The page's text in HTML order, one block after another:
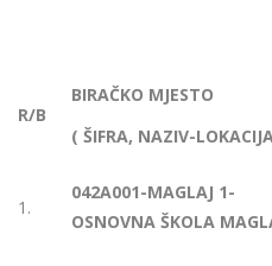
R/B
BIRAČKO MJESTO
( ŠIFRA, NAZIV-
1.
042A001-MAGLAJ 1-
OSNOVNA ŠKOLA